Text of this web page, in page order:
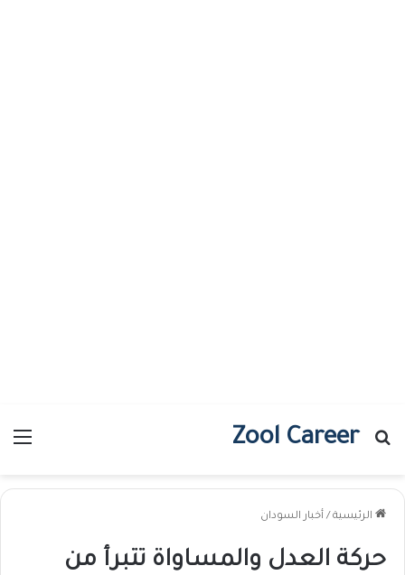
Zool Career
بحث عن
الرئيسية / أخبار السودان
حركة العدل والمساواة تتبرأ من